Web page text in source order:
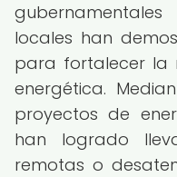
locales han
para fortalecer la
energética.
proyectos de
han logrado
remotas o